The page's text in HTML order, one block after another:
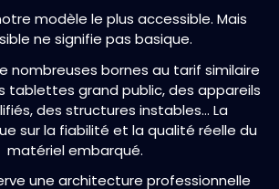
modèle le plus accessible. Mais
ne signifie pas basique.
nombreuses bornes au tarif similaire
tablettes grand public, des appareils
des structures instables… La
sur la fiabilité et la qualité réelle du
matériel embarqué.
une architecture professionnelle